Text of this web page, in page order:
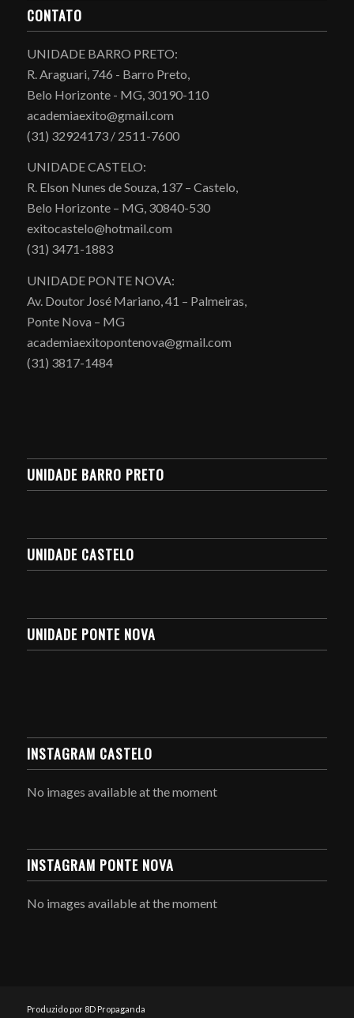
CONTATO
UNIDADE BARRO PRETO:
R. Araguari, 746 - Barro Preto,
Belo Horizonte - MG, 30190-110
academiaexito@gmail.com
(31) 32924173 / 2511-7600
UNIDADE CASTELO:
R. Elson Nunes de Souza, 137 – Castelo,
Belo Horizonte – MG, 30840-530
exitocastelo@hotmail.com
(31) 3471-1883
UNIDADE PONTE NOVA:
Av. Doutor José Mariano, 41 – Palmeiras,
Ponte Nova – MG
academiaexitopontenova@gmail.com
(31) 3817-1484
UNIDADE BARRO PRETO
UNIDADE CASTELO
UNIDADE PONTE NOVA
INSTAGRAM CASTELO
No images available at the moment
INSTAGRAM PONTE NOVA
No images available at the moment
Produzido por 8D Propaganda